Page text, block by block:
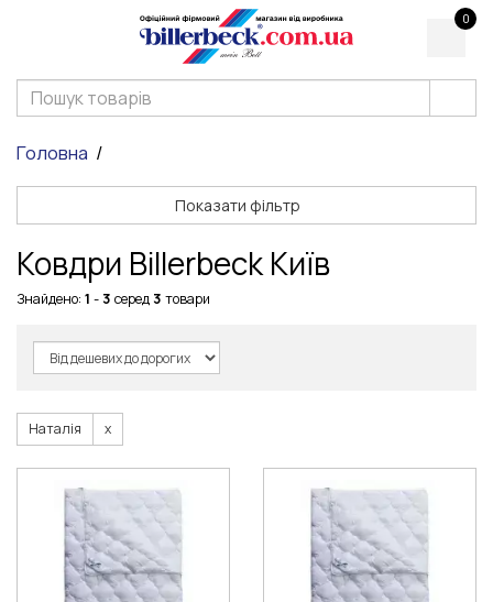
0
Головна
Показати фільтр
Ковдри Billerbeck Київ
Знайдено: 1 - 3 серед 3 товари
Наталія